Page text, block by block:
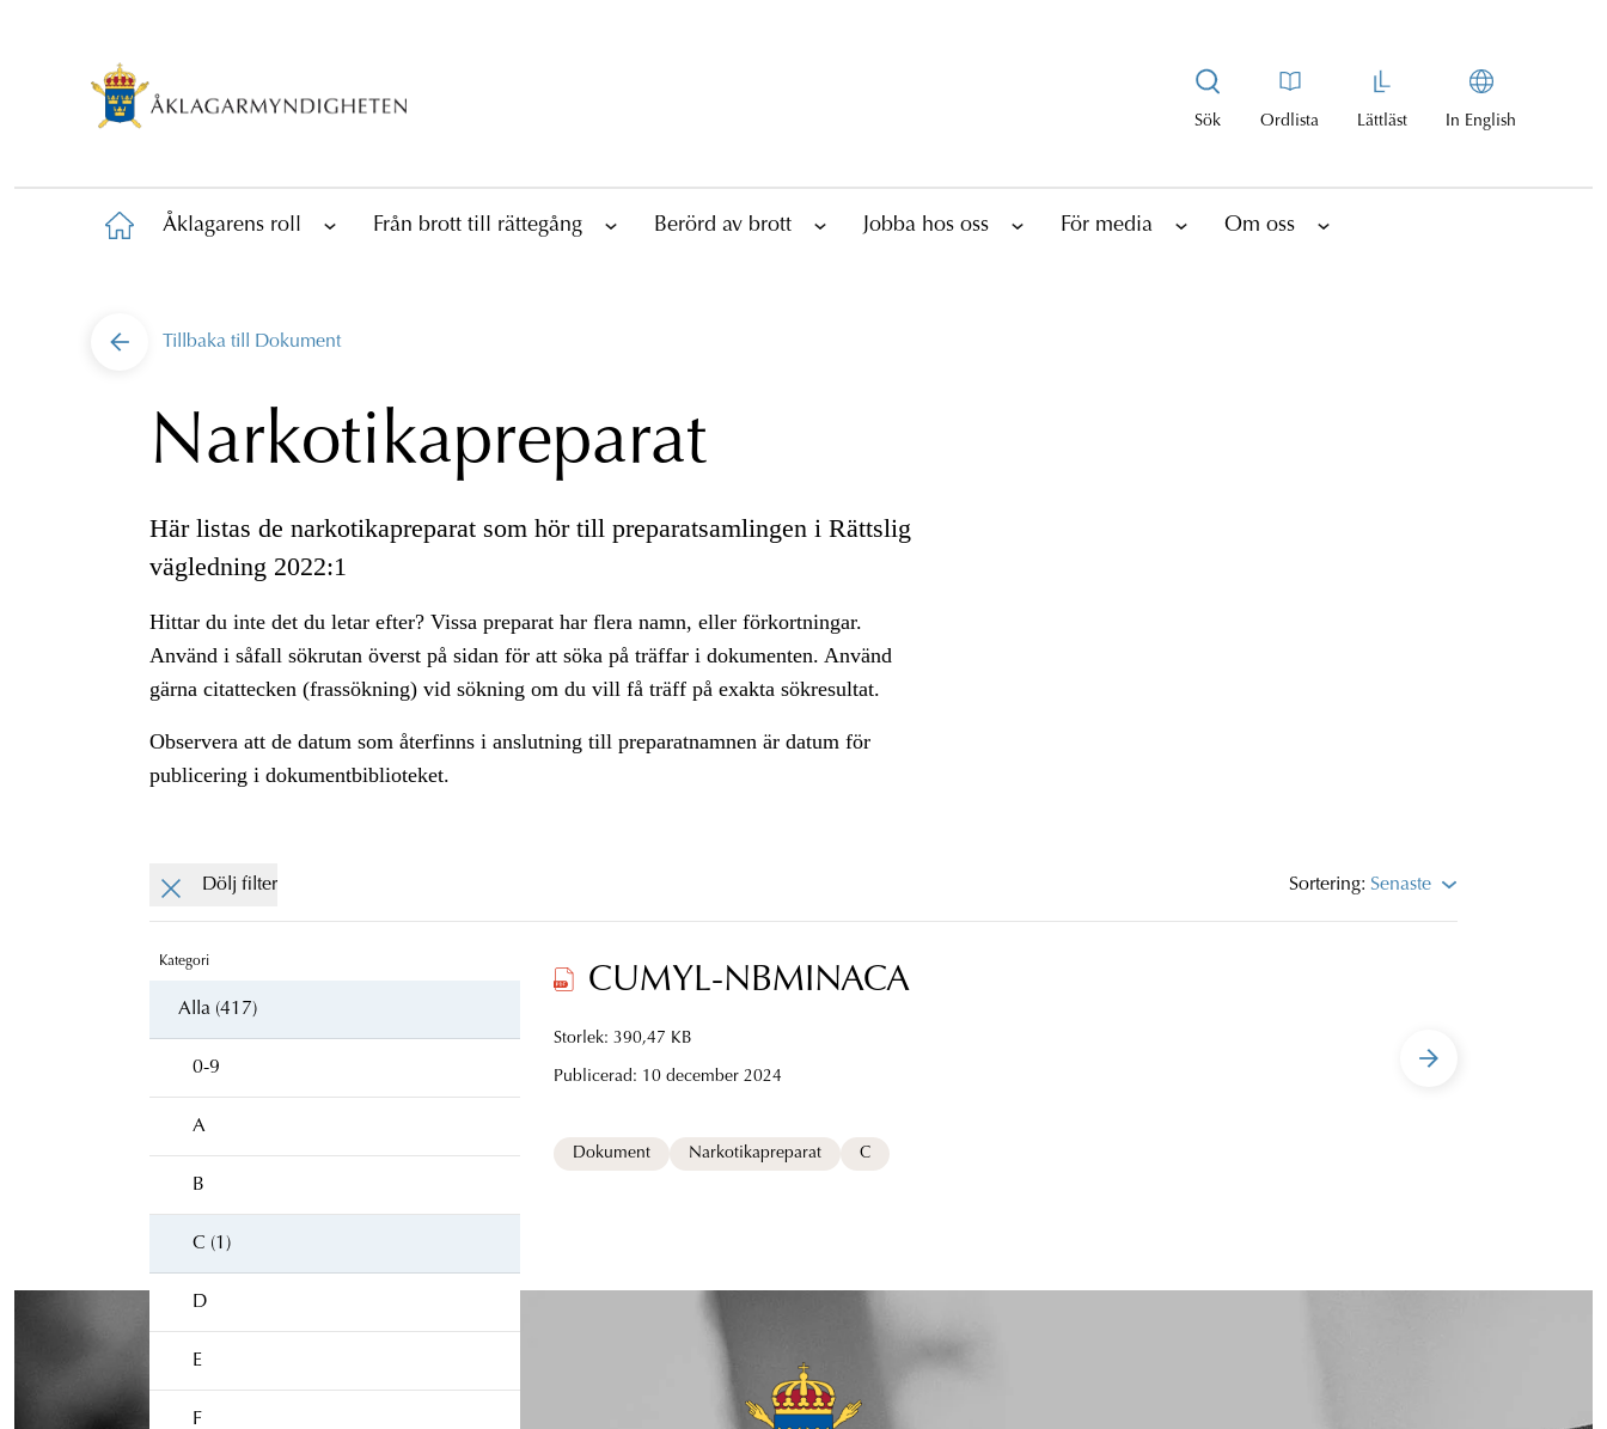
Sök Ordlista Lättläst In English
Åklagarens roll Från brott till rättegång Berörd av brott Jobba hos oss För media Om oss
Tillbaka till Dokument
Narkotikapreparat
Här listas de narkotikapreparat som hör till preparatsamlingen i Rättslig
vägledning 2022:1
Hittar du inte det du letar efter? Vissa preparat har flera namn, eller förkortningar.
Använd i såfall sökrutan överst på sidan för att söka på träffar i dokumenten. Använd
gärna citattecken (frassökning) vid sökning om du vill få träff på exakta sökresultat.
Observera att de datum som återfinns i anslutning till preparatnamnen är datum för
publicering i dokumentbiblioteket.
Dölj filter
Kategori
Alla (417)
0-9
A
B
C (1)
D
E
F
Sortering:Senaste
CUMYL-NBMINACA
Storlek: 390,47 KB
Publicerad: 10 december 2024
Dokument Narkotikapreparat C